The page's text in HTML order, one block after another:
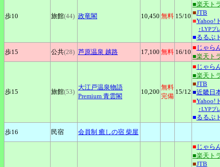
歩10 旅館(44) 政竜閣 10,450 無料 15/10
■楽天ト
■JTB
■Yahoo!
↑LYPプ
■るるぶ
歩15
公共(28) 芦原温泉 越路 17,100 無料 16/10
■ じゃら
■楽天ト
歩15 旅館(53)
大江戸温泉物語
Premium 青雲閣
10,200
無料
完備
15/12
■ じゃら
■楽天ト
■JTB
■近畿日
■Yahoo!
↑LYPプ
■るるぶ
歩16
民宿 会員制 癒しの宿 柴屋
■ じゃら
■楽天ト
■JTB